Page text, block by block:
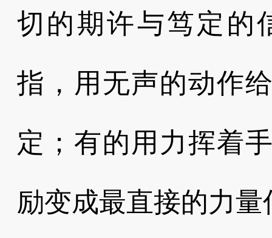
切的期许与笃定的
指，用无声的动作
定；有的用力挥着
励变成最直接的力量